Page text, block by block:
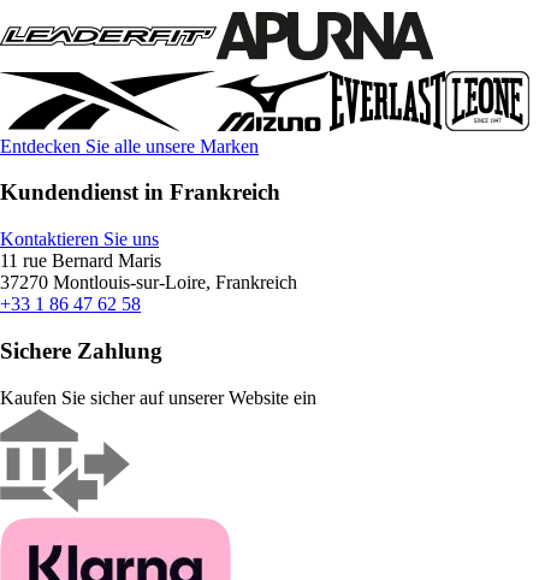
Entdecken Sie alle unsere Marken
Kundendienst in Frankreich
Kontaktieren Sie uns
11 rue Bernard Maris
37270 Montlouis-sur-Loire, Frankreich
+33 1 86 47 62 58
Sichere Zahlung
Kaufen Sie sicher auf unserer Website ein